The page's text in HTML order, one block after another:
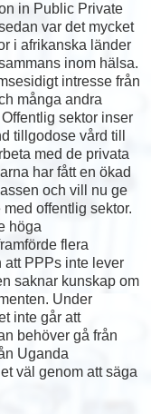
in Public Private
var det mycket
i afrikanska länder
inom hälsa.
intresse från
många andra
sektor inser
tillgodose vård till
med de privata
har fått en ökad
och vill nu ge
offentlig sektor.
höga
flera
att PPPs inte lever
saknar kunskap om
Under
inte går att
behöver gå från
Uganda
väl genom att säga